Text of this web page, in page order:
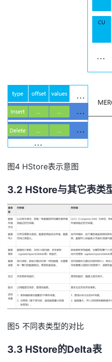
图4 HStore表示意图
3.2 HStore与其它表类
图5 不同表类型的对比
3.3 HStore的Delta表